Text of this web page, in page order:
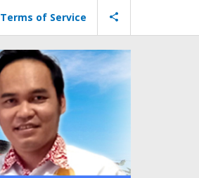
Terms of Service